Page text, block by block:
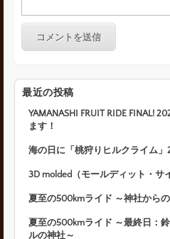
最近の投稿
YAMANASHI FRUIT RIDE FINAL!
ます！
海の日に「桃狩りヒルクライム」
3D molded（モールディット・サ
夏至の500kmライド ～神社から
夏至の500kmライド ～最終日：
ルの神社～